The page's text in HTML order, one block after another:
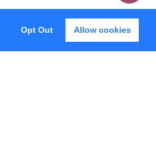
Opt Out Allow cookies